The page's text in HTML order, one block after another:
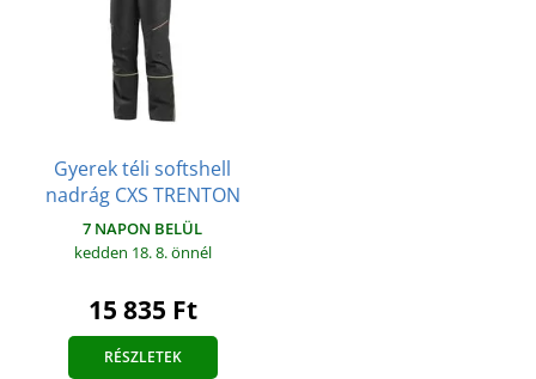
Gyerek téli softshell
nadrág CXS TRENTON
7 NAPON BELÜL
kedden 18. 8.önnél
15 835 Ft
RÉSZLETEK